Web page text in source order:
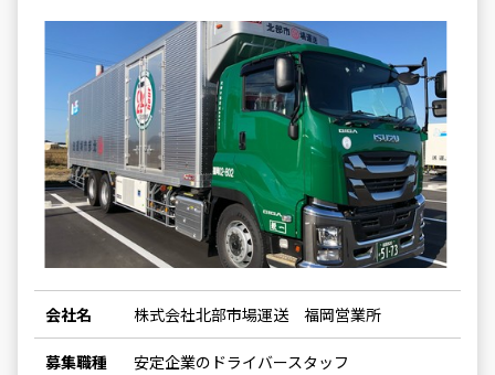
会社名 株式会社北部市場運送 福岡営業所
募集職種 安定企業のドライバースタッフ